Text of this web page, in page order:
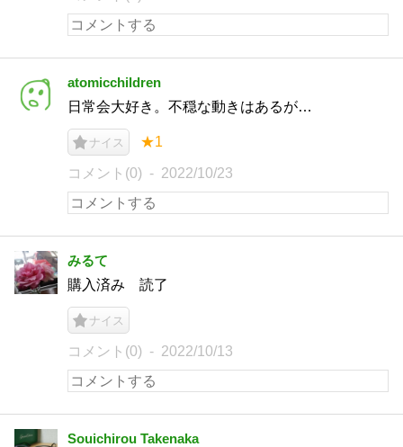
atomicchildren
日常会大好き。不穏な動きはあるが…
ナイス ★1
コメント(0) 2022/10/23
みるて
購入済み 読了
ナイス
コメント(0) 2022/10/13
Souichirou Takenaka